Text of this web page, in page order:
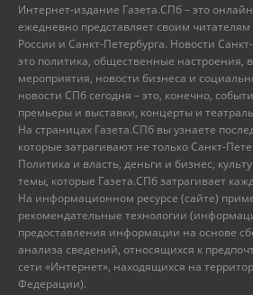
Интернет-издание Газета.СПб – это
ежедневно представляет своим
России и Санкт-Петербурга. Новости
это политика, общественные настроения,
мероприятия, новости бизнеса и
новости СПб сегодня – это, конечно,
премьеры и выставки, концерты и
На страницах Газета.СПб вы узнаете
которые затрагивают не только Санкт-
Политика и власть, деньги и бизнес,
темы, которые Газета.СПб затрагивает
На информационном ресурсе (сайте)
рекомендательные технологии
предоставления информации на основе
анализа сведений, относящихся к
сети «Интернет», находящихся на
Федерации).